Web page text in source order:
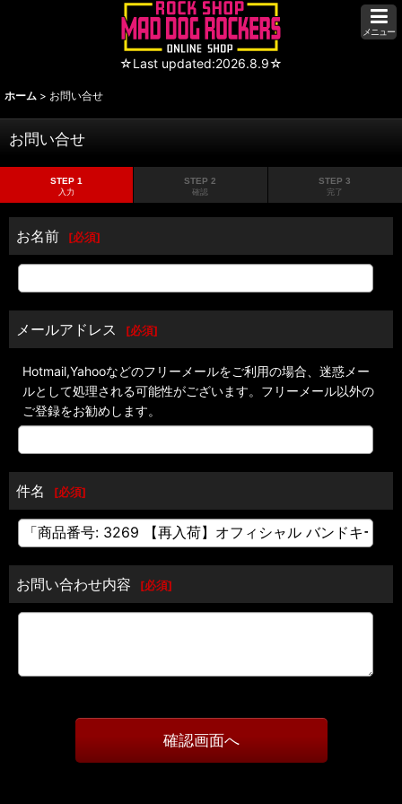
☆Last updated:2026.8.9☆
メニュー
ホーム > お問い合せ
お問い合せ
STEP 1
入力
STEP 2
確認
STEP 3
完了
お名前 [必須]
メールアドレス [必須]
Hotmail,Yahooなどのフリーメールをご利用の場合、迷惑メー
ルとして処理される可能性がございます。フリーメール以外の
ご登録をお勧めします。
件名 [必須]
お問い合わせ内容 [必須]
確認画面へ